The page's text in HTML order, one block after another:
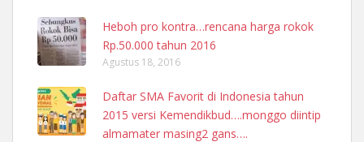
Heboh pro kontra…rencana harga rokok
Rp.50.000 tahun 2016
Agustus 18, 2016
Daftar SMA Favorit di Indonesia tahun
2015 versi Kemendikbud….monggo diintip
almamater masing2 gans….